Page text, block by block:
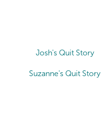
Josh's Quit Story
Suzanne's Quit Story